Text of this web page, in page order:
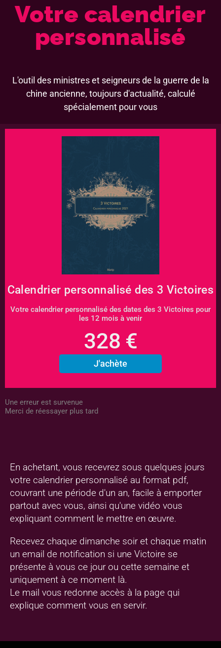
Votre calendrier
personnalisé
L'outil des ministres et seigneurs de la guerre de la
chine ancienne, toujours d'actualité, calculé
spécialement pour vous
Calendrier personnalisé des 3 Victoires
Votre calendrier personnalisé des dates des 3 Victoires pour
les 12 mois à venir
328 €
J'achète
Une erreur est survenue
Merci de réessayer plus tard
En achetant, vous recevrez sous quelques jours
votre calendrier personnalisé au format pdf,
couvrant une période d'un an, facile à emporter
partout avec vous, ainsi qu'une vidéo vous
expliquant comment le mettre en œuvre.
Recevez chaque dimanche soir et chaque matin
un email de notification si une Victoire se
présente à vous ce jour ou cette semaine et
uniquement à ce moment là.
Le mail vous redonne accès à la page qui
explique comment vous en servir.